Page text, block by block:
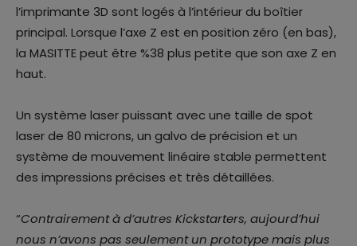
l’imprimante 3D sont logés à l’intérieur du boîtier
principal. Lorsque l’axe Z est en position zéro (en bas),
la MASITTE peut être %38 plus petite que son axe Z en
haut.
Un système laser puissant avec une taille de spot
laser de 80 microns, un galvo de précision et un
système de mouvement linéaire stable permettent
des impressions précises et très détaillées.
“Contrairement à d’autres Kickstarters, aujourd’hui
nous n’avons pas seulement un prototype mais plus